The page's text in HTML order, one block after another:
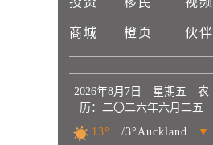
商城 橙页 伙伴
2026年8月7日 星期五 农
历：二〇二六年六月二五
13°
/3°Auckland ▼